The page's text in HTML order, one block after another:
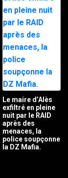
Le maire d’Alès
exfiltré en pleine
nuit par le RAID
après des
menaces, la
police soupçonne
la DZ Mafia.